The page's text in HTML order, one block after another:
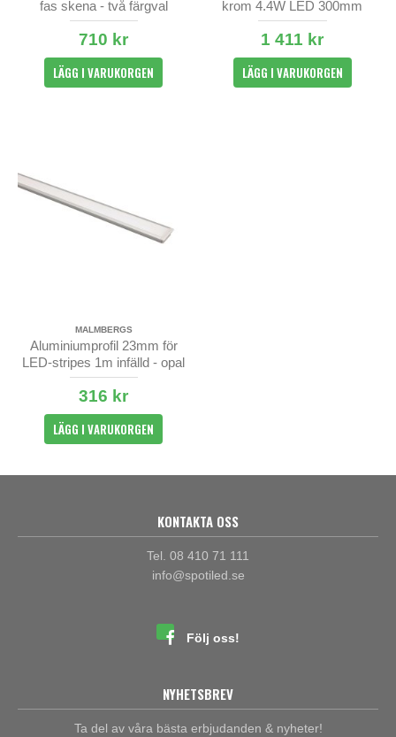
fas skena - två färgval
710 kr
LÄGG I VARUKORGEN
krom 4.4W LED 300mm
1 411 kr
LÄGG I VARUKORGEN
MALMBERGS
Aluminiumprofil 23mm för
LED-stripes 1m infälld - opal
& klar
316 kr
LÄGG I VARUKORGEN
KONTAKTA OSS
Tel. 08 410 71 111
info@spotiled.se
Följ oss!
NYHETSBREV
Ta del av våra bästa erbjudanden & nyheter!